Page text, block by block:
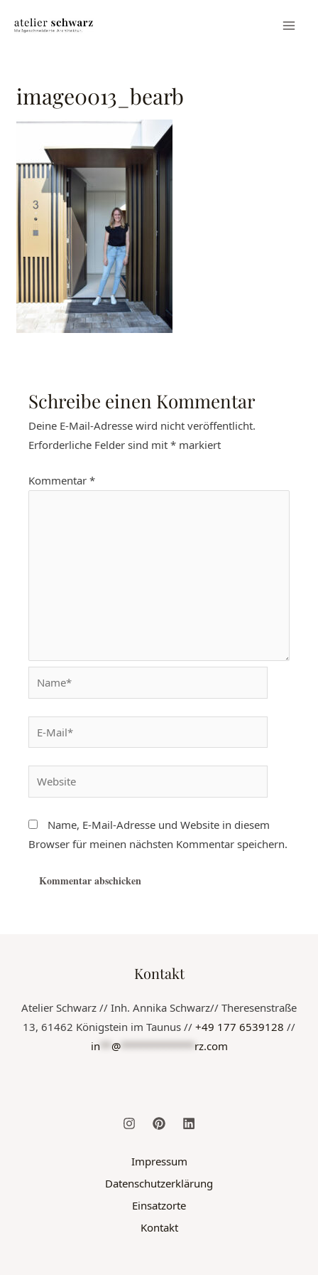
image0013_bearb
Schreibe einen Kommentar
Deine E-Mail-Adresse wird nicht veröffentlicht.
Erforderliche Felder sind mit* markiert
Kommentar*
Name, E-Mail-Adresse und Website in diesem
Browser für meinen nächsten Kommentar speichern.
Kontakt
Atelier Schwarz // Inh. Annika Schwarz// Theresenstraße
13, 61462 Königstein im Taunus // +49 177 6539128 //
in ** @************* rz.com
Impressum
Datenschutzerklärung
Einsatzorte
Kontakt